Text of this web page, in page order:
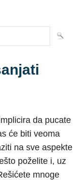
da pucate
će biti veoma
na sve aspekte
poželite i, uz
mnoge